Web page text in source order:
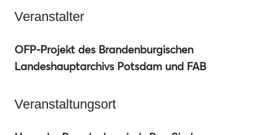
Veranstalter
OFP-Projekt des Brandenburgischen
Landeshauptarchivs Potsdam und FAB
Veranstaltungsort